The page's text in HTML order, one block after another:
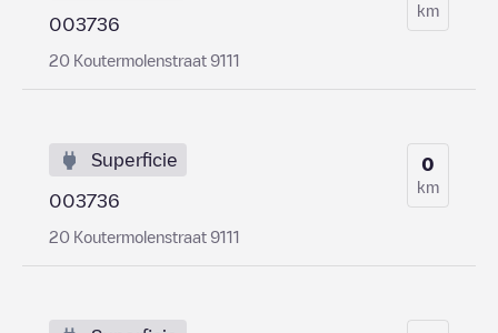
003736
20 Koutermolenstraat 9111
km
Superficie
003736
20 Koutermolenstraat 9111
0
km